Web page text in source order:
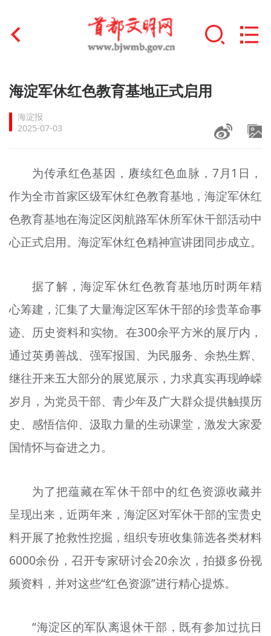
首页
文明创建
文明培育
+
未成年人思想道德建设
榜样人物
+
文明评论
北京宣传文化引导基金
宣传思想文化人才
专题
资料库
+
海淀军休红色教育基地正式启用
海淀报
2025-07-03
为传承红色基因，赓续红色血脉，7月1日，
作为全市首家区级军休红色教育基地，海淀军休红
色教育基地在海淀区闵航路军休所军休干部活动中
心正式启用。海淀军休红色精神宣讲团同步成立。
据了解，海淀军休红色教育基地历时两年精
心筹建，汇集了大量海淀区军休干部的珍贵革命事
迹、历史资料和实物。在300余平方米的展厅内，
通过英勇善战、强军报国、为民服务、余热生辉、
继往开来五大部分的展览展示，力求真实再现峥嵘
岁月，为党员干部、青少年及广大群众提供触摸历
史、感悟信仰、汲取力量的生动课堂，激发大家爱
国情怀与奋进之力。
为了把蕴藏在军休干部中的红色资源收藏并
呈现出来，近两年来，海淀区对军休干部的宝贵史
料开展了抢救性挖掘，组织专班收集筛选各类材料
6000余份，召开专家研讨会20余次，拍摄多份视
频资料，并对这些“红色资源”进行精心提炼。
“海淀区的军队离退休干部，既有参加过抗日